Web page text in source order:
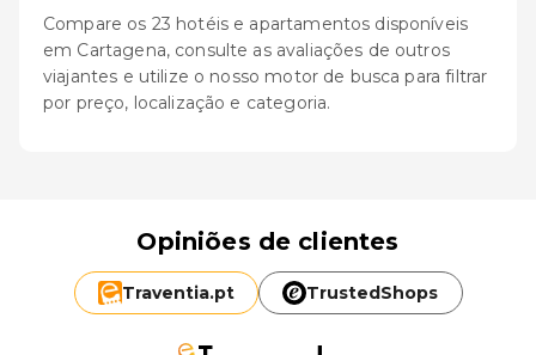
Compare os 23 hotéis e apartamentos disponíveis
em Cartagena, consulte as avaliações de outros
viajantes e utilize o nosso motor de busca para filtrar
por preço, localização e categoria.
Opiniões de clientes
Traventia.pt TrustedShops